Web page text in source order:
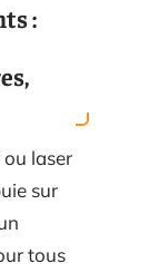
:
laser
sur
tous